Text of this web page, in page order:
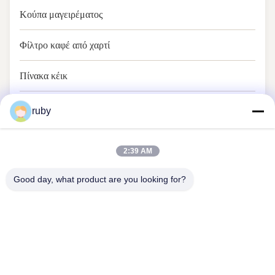
Κούπα μαγειρέματος
Φίλτρο καφέ από χαρτί
Πίνακα κέικ
Έγγραφο ψησίματος
ruby
2:39 AM
Good day, what product are you looking for?